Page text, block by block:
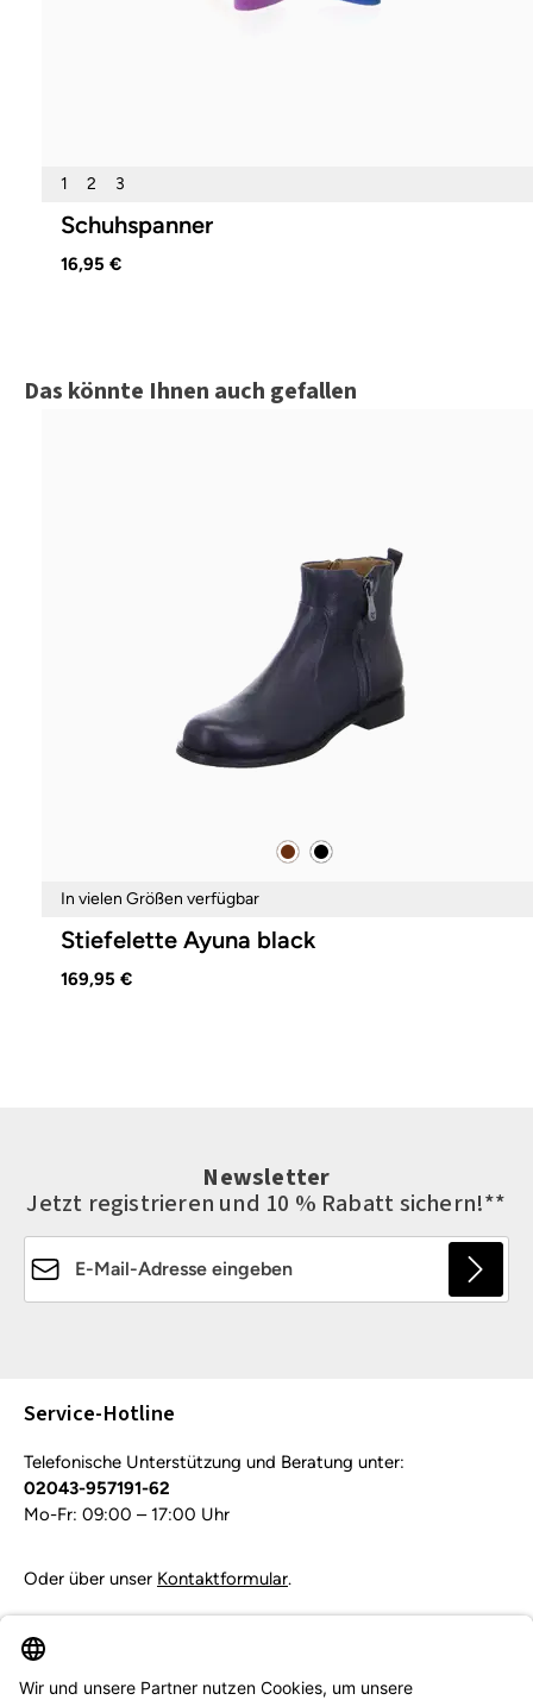
1 2 3
Schuhspanner
16,95 €
Produktgalerie überspringen
Das könnte Ihnen auch gefallen
braunschwarz
In vielen Größen verfügbar
Stiefelette Ayuna black
169,95 €
Newsletter
Jetzt registrieren und 10 % Rabatt sichern!**
Service-Hotline
Telefonische Unterstützung und Beratung unter:
02043-957191-62
Mo-Fr: 09:00 – 17:00 Uhr
Oder über unser Kontaktformular.